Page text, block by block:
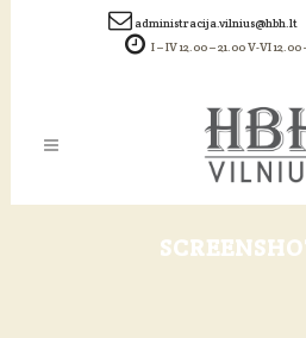
administracija.vilnius@hbh.lt
I – IV 12.00 – 21.00 V-VI